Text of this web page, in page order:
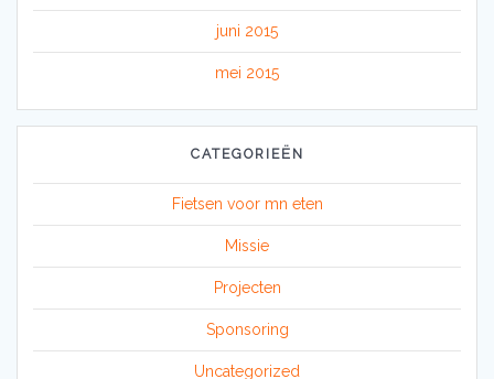
juni 2015
mei 2015
CATEGORIEËN
Fietsen voor mn eten
Missie
Projecten
Sponsoring
Uncategorized